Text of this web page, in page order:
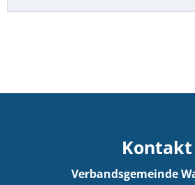
Kontakt
Verbandsgemeinde